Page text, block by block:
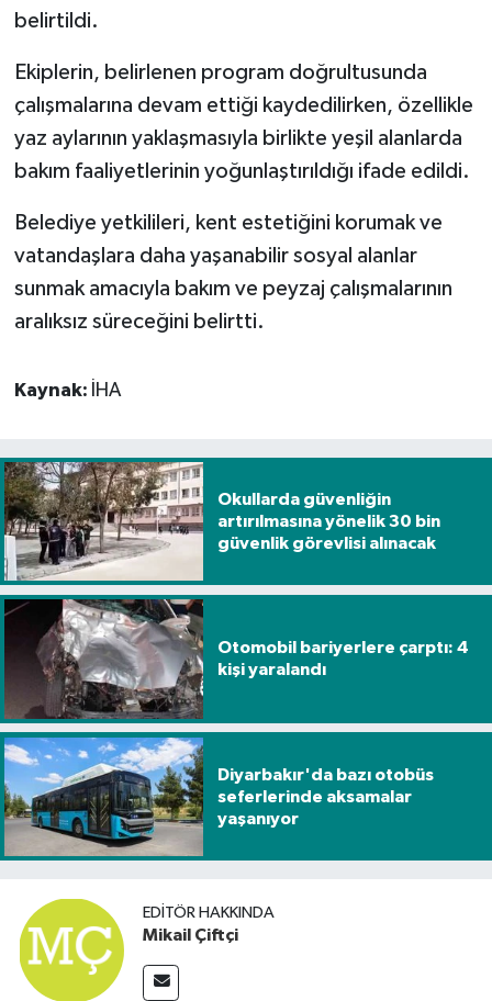
belirtildi.
Ekiplerin, belirlenen program doğrultusunda
çalışmalarına devam ettiği kaydedilirken, özellikle
yaz aylarının yaklaşmasıyla birlikte yeşil alanlarda
bakım faaliyetlerinin yoğunlaştırıldığı ifade edildi.
Belediye yetkilileri, kent estetiğini korumak ve
vatandaşlara daha yaşanabilir sosyal alanlar
sunmak amacıyla bakım ve peyzaj çalışmalarının
aralıksız süreceğini belirtti.
Kaynak: İHA
Okullarda güvenliğin
artırılmasına yönelik 30 bin
güvenlik görevlisi alınacak
Otomobil bariyerlere çarptı: 4
kişi yaralandı
Diyarbakır'da bazı otobüs
seferlerinde aksamalar
yaşanıyor
EDITÖR HAKKINDA
Mikail Çiftçi